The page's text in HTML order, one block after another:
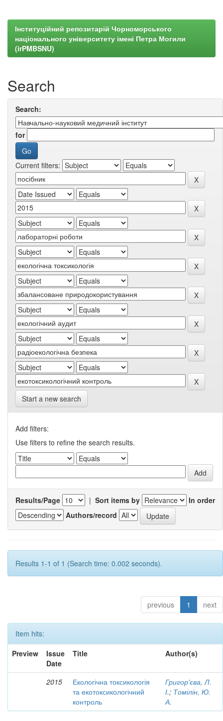
Інституційний репозитарій Чорноморського
національного університету імені Петра Могили
(irPMBSNU)
Search
Search:
for
Current filters:
Start a new search
Add filters:
Use filters to refine the search results.
Results/Page | Sort items by
In order
Authors/record
Results 1-1 of 1 (Search time: 0.002 seconds).
previous 1 next
Item hits:
Preview
Issue
Date
Title Author(s)
2015
Екологічна токсикологія
та екотоксикологічний
контроль
Григор'єва, Л.
І.; Томілін, Ю.
А.